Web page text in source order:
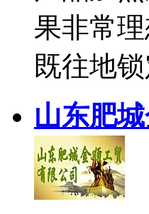
果非常
既往地
山东肥